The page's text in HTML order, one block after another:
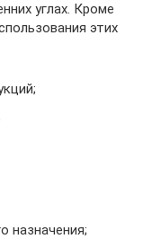
углах. Кроме
этих
назначения;